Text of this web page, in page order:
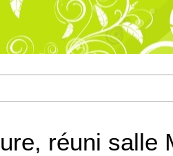
réuni salle